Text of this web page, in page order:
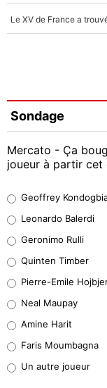
Sondage
Mercato - Ça
joueur à partir cet
38%
32%
5%
1%
9%
Geoffrey
Leonardo Balerdi
Geronimo Rulli
Quinten Timber
Pierre-Emile
Neal Maupay
Amine Harit
Faris Moumbagna
Un autre joueur